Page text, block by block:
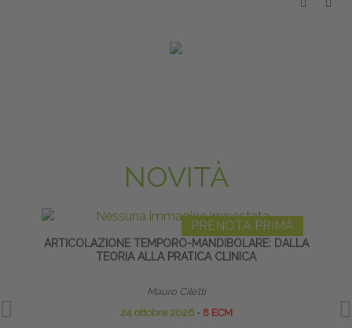
NOVITÀ
PRENOTA PRIMA
ARTICOLAZIONE TEMPORO-MANDIBOLARE: DALLA
TEORIA ALLA PRATICA CLINICA
Mauro Ciletti
24 ottobre 2026 ∙ 8 ECM